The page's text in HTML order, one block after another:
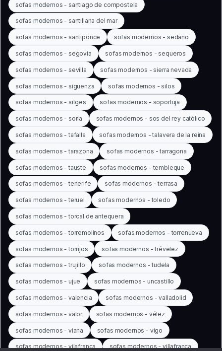
sofas modernos - santiago de compostela
sofas modernos - santillana del mar
sofas modernos - santiponce sofas modernos - sedano
sofas modernos - segovia sofas modernos - sequeros
sofas modernos - sevilla sofas modernos - sierra nevada
sofas modernos - sigüenza sofas modernos - silos
sofas modernos - sitges sofas modernos - soportuja
sofas modernos - soria sofas modernos - sos del rey católico
sofas modernos - tafalla sofas modernos - talavera de la reina
sofas modernos - tarazona sofas modernos - tarragona
sofas modernos - tauste sofas modernos - tembleque
sofas modernos - tenerife sofas modernos - terrasa
sofas modernos - teruel sofas modernos - toledo
sofas modernos - torcal de antequera
sofas modernos - torremolinos sofas modernos - torrenueva
sofas modernos - torrijos sofas modernos - trévelez
sofas modernos - trujillo sofas modernos - tudela
sofas modernos - ujue sofas modernos - uncastillo
sofas modernos - valencia sofas modernos - valladolid
sofas modernos - valor sofas modernos - vélez
sofas modernos - viana sofas modernos - vigo
sofas modernos - vilafranca sofas modernos - villafranca